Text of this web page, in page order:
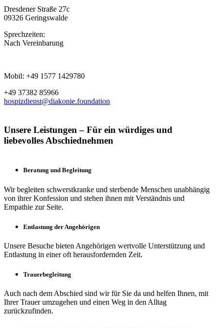
Dresdener Straße 27c
09326 Geringswalde
Sprechzeiten:
Nach Vereinbarung
Mobil: +49 1577 1429780
+49 37382 85966
hospizdienst@diakonie.foundation
Unsere Leistungen – Für ein würdiges und
liebevolles Abschiednehmen
Beratung und Begleitung
Wir begleiten schwerstkranke und sterbende Menschen unabhängig
von ihrer Konfession und stehen ihnen mit Verständnis und
Empathie zur Seite.
Entlastung der Angehörigen
Unsere Besuche bieten Angehörigen wertvolle Unterstützung und
Entlastung in einer oft herausfordernden Zeit.
Trauerbegleitung
Auch nach dem Abschied sind wir für Sie da und helfen Ihnen, mit
Ihrer Trauer umzugehen und einen Weg in den Alltag
zurückzufinden.